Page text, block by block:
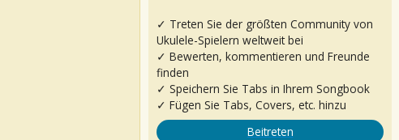
✓ Treten Sie der größten Community von
Ukulele-Spielern weltweit bei
✓ Bewerten, kommentieren und Freunde
finden
✓ Speichern Sie Tabs in Ihrem Songbook
✓ Fügen Sie Tabs, Covers, etc. hinzu
Beitreten